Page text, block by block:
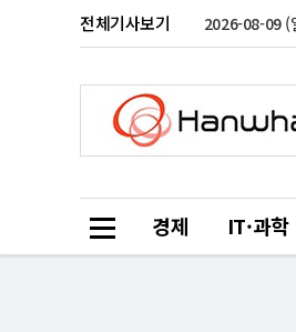
전체기사보기 2026-08-09 (
경제 IT·과학